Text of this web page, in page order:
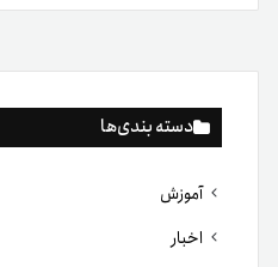
دسته بندی‌ها
آموزش
اخبار